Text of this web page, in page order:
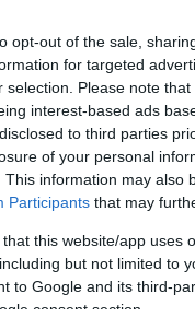
opt-out of the sale,
for targeted
selection. Please note
interest-based ads
to third parties
of your personal
This information may also
Participants that may
that this website/app uses
but not limited to
to Google and its third-
consent section.
Pierre Ponelle
2011-es szezonra egy
Figaro
születésnapját